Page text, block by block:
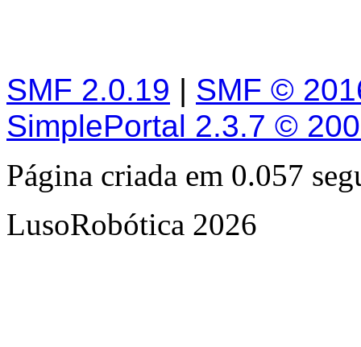
SMF 2.0.19 | SMF ©
SimplePortal 2.3.7 ©
Página criada em 0.057
LusoRobótica 2026